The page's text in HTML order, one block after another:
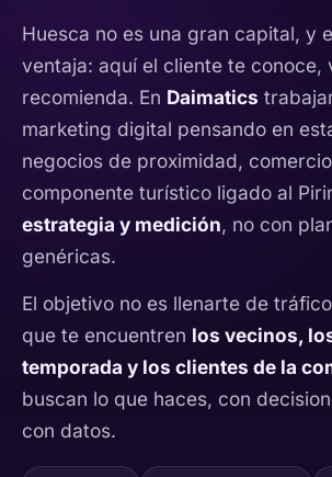
Huesca no es una gran capital, y
ventaja: aquí el cliente te conoce,
recomienda. En Daimatics
marketing digital pensando en
negocios de proximidad,
componente turístico ligado al
estrategia y medición, no con
genéricas.
El objetivo no es llenarte de
que te encuentren los vecinos,
temporada y los clientes de la
buscan lo que haces, con
con datos.